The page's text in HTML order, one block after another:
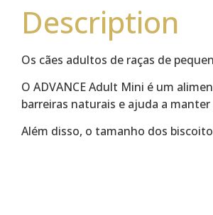
Description
Os cães adultos de raças de
O ADVANCE Adult Mini é um
barreiras naturais e ajuda a
Além disso, o tamanho dos